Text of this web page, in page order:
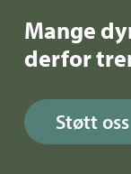
Mange
derfor
Støtt oss